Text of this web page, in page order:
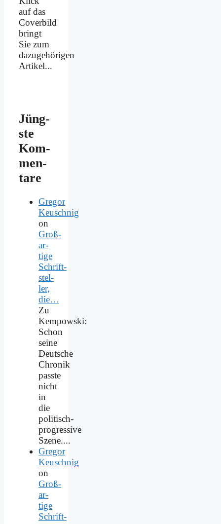
auf das
Coverbild
bringt
Sie zum
dazugehörigen
Artikel...
Jüng­
ste
Kom­
men­
ta­re
Gregor
Keuschnig
on
Groß­
ar­
ti­ge
Schrift­
stel­
ler,
die…
Zu
Kempowski:
Schon
seine
Deutsche
Chronik
passte
nicht
in
die
politisch-
progressive
Szene....
Gregor
Keuschnig
on
Groß­
ar­
ti­ge
Schrift­